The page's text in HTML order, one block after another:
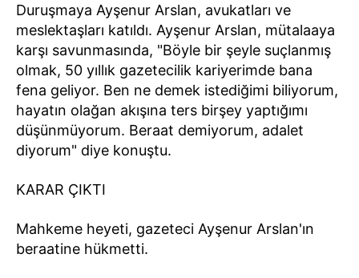
Duruşmaya Ayşenur Arslan, avukatları ve
meslektaşları katıldı. Ayşenur Arslan, mütalaaya
karşı savunmasında, "Böyle bir şeyle suçlanmış
olmak, 50 yıllık gazetecilik kariyerimde bana
fena geliyor. Ben ne demek istediğimi biliyorum,
hayatın olağan akışına ters birşey yaptığımı
düşünmüyorum. Beraat demiyorum, adalet
diyorum" diye konuştu.
KARAR ÇIKTI
Mahkeme heyeti, gazeteci Ayşenur Arslan'ın
beraatine hükmetti.